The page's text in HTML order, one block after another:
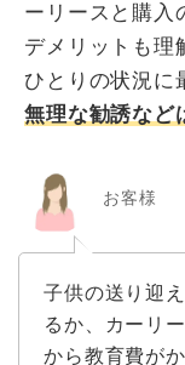
ーリースと購入
デメリットも理
ひとりの状況に
無理な勧誘など
お客様
子供の送り迎
るか、カーリ
から教育費が